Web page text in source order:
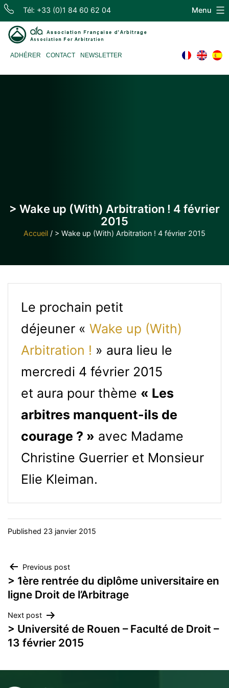
Skip
content
Tél: +33 (0)1 84 60 62 04
d'Arbitrage
ADHÉRER CONTACT NEWSLETTER
Menu
> Wake up (With) Arbitration ! 4 février
2015
Accueil / > Wake up (With) Arbitration ! 4 février 2015
Le prochain petit
déjeuner « Wake up (With)
Arbitration ! » aura lieu le
mercredi 4 février 2015
et aura pour thème « Les
arbitres manquent-ils de
courage ? » avec Madame
Christine Guerrier et Monsieur
Elie Kleiman.
Published 23 janvier 2015
Navigation
de
l’article
Previous post
> 1ère rentrée du diplôme universitaire en
ligne Droit de l’Arbitrage
Next post
> Université de Rouen – Faculté de Droit –
13 février 2015